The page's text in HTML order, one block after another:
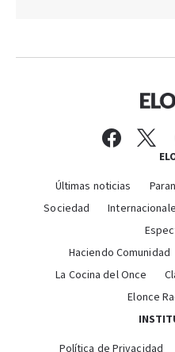
Últimas noticias
Sociedad
Haciendo Comunidad
La Cocina del Once
Elonce
Política de Privacidad